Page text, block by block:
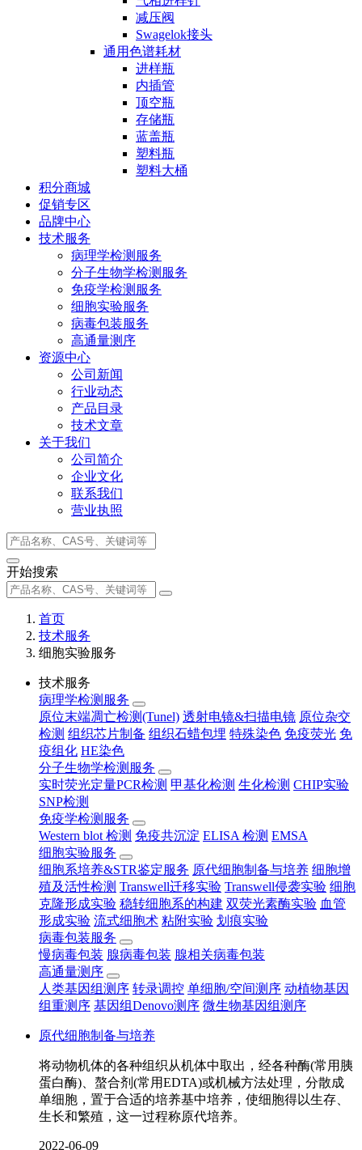
减压阀
Swagelok接头
通用色谱耗材
进样瓶
内插管
顶空瓶
存储瓶
蓝盖瓶
塑料瓶
塑料大桶
积分商城
促销专区
品牌中心
技术服务
病理学检测服务
分子生物学检测服务
免疫学检测服务
细胞实验服务
病毒包装服务
高通量测序
资源中心
公司新闻
行业动态
产品目录
技术文章
关于我们
公司简介
企业文化
联系我们
营业执照
开始搜索
首页
技术服务
细胞实验服务
技术服务
病理学检测服务
原位末端凋亡检测(Tunel) 透射电镜&扫描电镜 原位杂交
检测 组织芯片制备 组织石蜡包埋 特殊染色 免疫荧光 免
疫组化 HE染色
分子生物学检测服务
实时荧光定量PCR检测 甲基化检测 生化检测 CHIP实验
SNP检测
免疫学检测服务
Western blot 检测 免疫共沉淀 ELISA 检测 EMSA
细胞实验服务
细胞系培养&STR鉴定服务 原代细胞制备与培养 细胞增
殖及活性检测 Transwell迁移实验 Transwell侵袭实验 细胞
克隆形成实验 稳转细胞系的构建 双荧光素酶实验 血管
形成实验 流式细胞术 粘附实验 划痕实验
病毒包装服务
慢病毒包装 腺病毒包装 腺相关病毒包装
高通量测序
人类基因组测序 转录调控 单细胞/空间测序 动植物基因
组重测序 基因组Denovo测序 微生物基因组测序
原代细胞制备与培养
将动物机体的各种组织从机体中取出，经各种酶(常用胰
蛋白酶)、螯合剂(常用EDTA)或机械方法处理，分散成
单细胞，置于合适的培养基中培养，使细胞得以生存、
生长和繁殖，这一过程称原代培养。
2022-06-09